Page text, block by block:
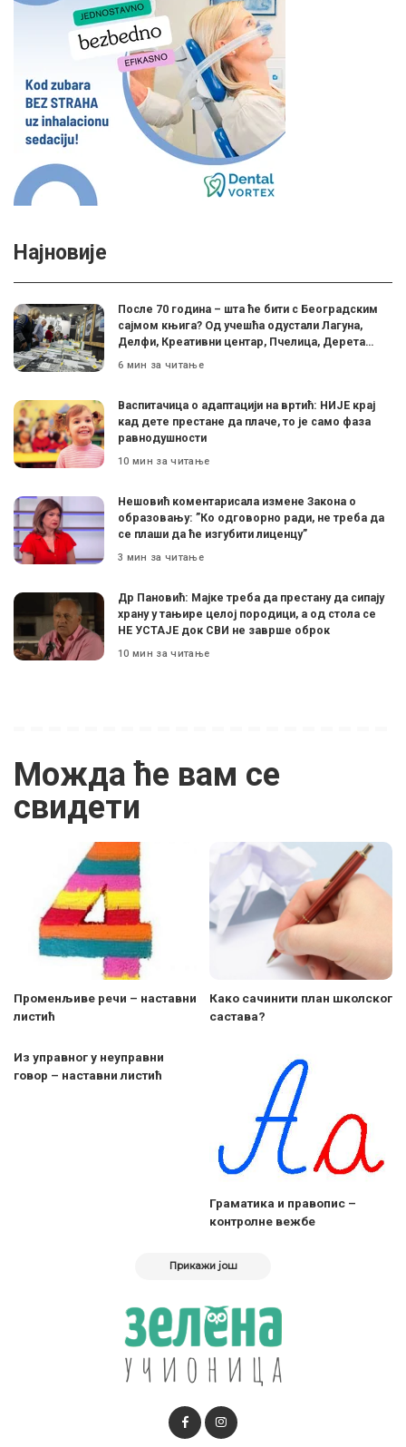
Најновије
После 70 година – шта ће бити с Београдским
сајмом књига? Од учешћа одустали Лагуна,
Делфи, Креативни центар, Пчелица, Дерета…
6 мин за читање
Васпитачица о адаптацији на вртић: НИЈЕ крај
кад дете престане да плаче, то је само фаза
равнодушности
10 мин за читање
Нешовић коментарисала измене Закона о
образовању: ”Ко одговорно ради, не треба да
се плаши да ће изгубити лиценцу”
3 мин за читање
Др Пановић: Мајке треба да престану да сипају
храну у тањире целој породици, а од стола се
НЕ УСТАЈЕ док СВИ не заврше оброк
10 мин за читање
Можда ће вам се
свидети
Променљиве речи – наставни
листић
Како сачинити план школског
састава?
Из управног у неуправни
говор – наставни листић
Граматика и правопис –
контролне вежбе
Прикажи још